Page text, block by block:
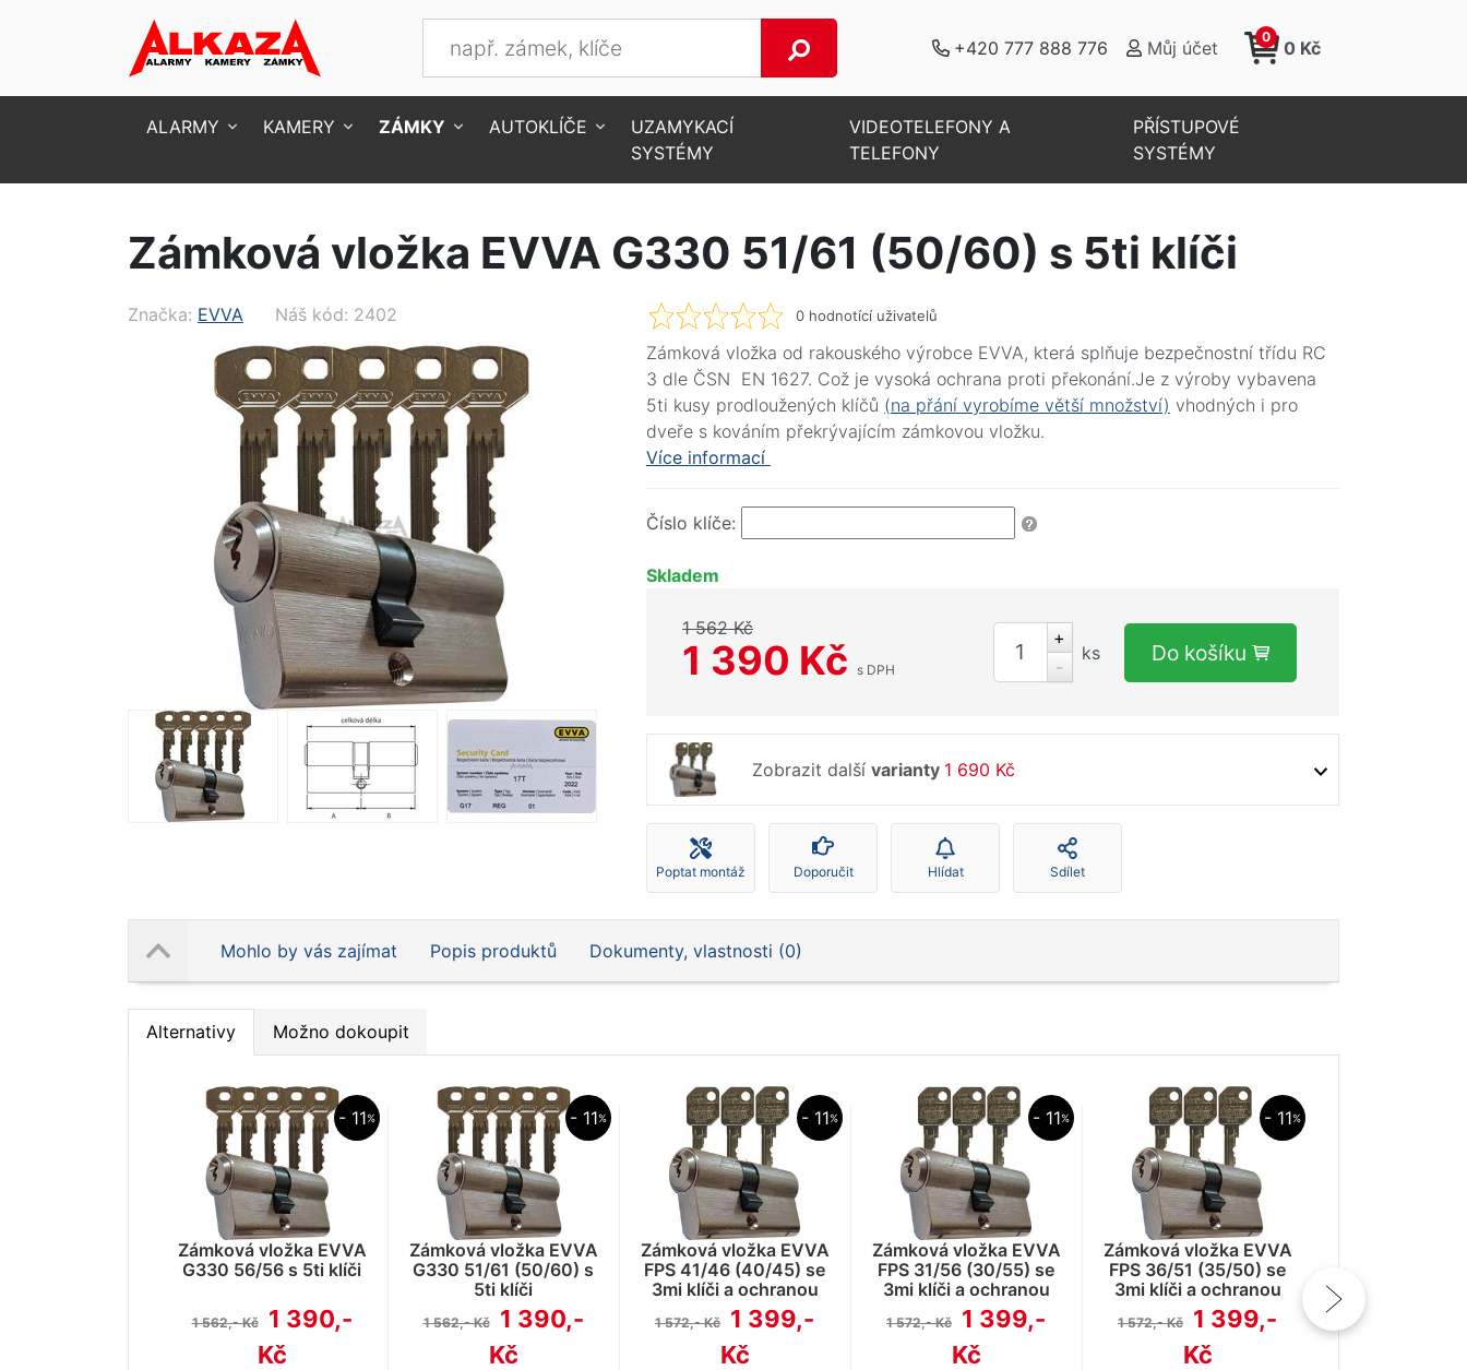
+420 777 888 776 Můj účet 0 Kč
0
Zámková vložka EVVA G330 51/61 (50/60) s 5ti klíči
Značka: EVVA Náš kód: 2402 0hodnotící uživatelů
Zámková vložka od rakouského výrobce EVVA, která splňuje bezpečnostní třídu RC
3 dle ČSN EN 1627. Což je vysoká ochrana proti překonání.Je z výroby vybavena
5ti kusy prodloužených klíčů (na přání vyrobíme větší množství) vhodných i pro
dveře s kováním překrývajícím zámkovou vložku.
Více informací
Číslo klíče:
Skladem
1 562 Kč
1 390 Kč s DPH
+
-
ks Do košíku
Zobrazit další varianty 1 690 Kč
Poptat montáž Doporučit Hlídat Sdílet
Mohlo by vás zajímat Popis produktů Dokumenty, vlastnosti (0)
Alternativy Možno dokoupit
- 11%
Zámková vložka EVVA
G330 56/56 s 5ti klíči
1 562,- Kč
1 390,-
Kč
- 11%
Zámková vložka EVVA
G330 51/61 (50/60) s
5ti klíči
1 562,- Kč
1 390,-
Kč
- 11%
Zámková vložka EVVA
FPS 41/46 (40/45) se
3mi klíči a ochranou
proti odvrtání
1 572,- Kč
1 399,-
Kč
- 11%
Zámková vložka EVVA
FPS 31/56 (30/55) se
3mi klíči a ochranou
proti odvrtání
1 572,- Kč
1 399,-
Kč
- 11%
Zámková vložka EVVA
FPS 36/51 (35/50) se
3mi klíči a ochranou
proti odvrtání
1 572,- Kč
1 399,-
Kč
ALARMY KAMERY ZÁMKY AUTOKLÍČE
UZAMYKACÍ
SYSTÉMY
VIDEOTELEFONY A
TELEFONY
PŘÍSTUPOVÉ
SYSTÉMY